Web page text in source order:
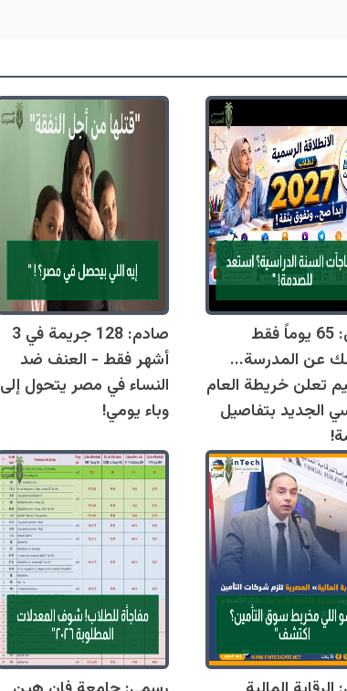
عاجل: 65 يوماً فقط
عن المدرسة...
تعلن خريطة العام
الجديد بتفاصيل
صادم: 128 جريمة في 3
أشهر فقط - العنف ضد
النساء في مصر يتحول إلى
وباء يومي!